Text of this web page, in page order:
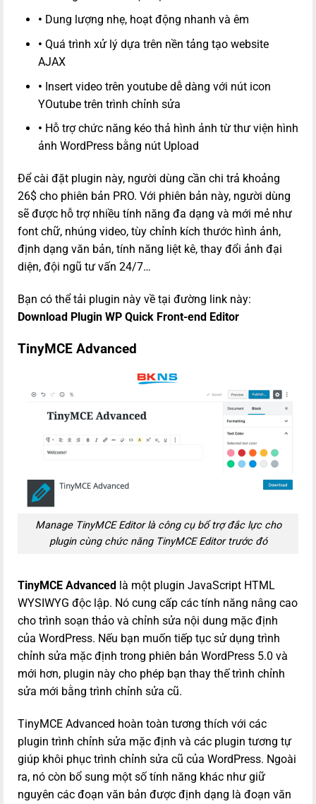
• Dung lượng nhẹ, hoạt động nhanh và êm
• Quá trình xử lý dựa trên nền tảng tạo website
AJAX
• Insert video trên youtube dễ dàng với nút icon
YOutube trên trình chỉnh sửa
• Hỗ trợ chức năng kéo thả hình ảnh từ thư viện hình
ảnh WordPress bằng nút Upload
Để cài đặt plugin này, người dùng cần chi trả khoảng
26$ cho phiên bản PRO. Với phiên bản này, người dùng
sẽ được hỗ trợ nhiều tính năng đa dạng và mới mẻ như
font chữ, nhúng video, tùy chỉnh kích thước hình ảnh,
định dạng văn bản, tính năng liệt kê, thay đổi ảnh đại
diện, đội ngũ tư vấn 24/7…
Bạn có thể tải plugin này về tại đường link này:
Download Plugin WP Quick Front-end Editor
TinyMCE Advanced
Manage TinyMCE Editor là công cụ bổ trợ đắc lực cho
plugin cùng chức năng TinyMCE Editor trước đó
TinyMCE Advanced là một plugin JavaScript HTML
WYSIWYG độc lập. Nó cung cấp các tính năng nâng cao
cho trình soạn thảo và chỉnh sửa nội dung mặc định
của WordPress. Nếu bạn muốn tiếp tục sử dụng trình
chỉnh sửa mặc định trong phiên bản WordPress 5.0 và
mới hơn, plugin này cho phép bạn thay thế trình chỉnh
sửa mới bằng trình chỉnh sửa cũ.
TinyMCE Advanced hoàn toàn tương thích với các
plugin trình chỉnh sửa mặc định và các plugin tương tự
giúp khôi phục trình chỉnh sửa cũ của WordPress. Ngoài
ra, nó còn bổ sung một số tính năng khác như giữ
nguyên các đoạn văn bản được định dạng là đoạn văn